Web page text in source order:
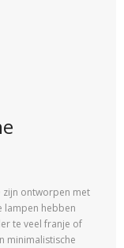
zijn ontworpen met
lampen hebben
te veel franje of
minimalistische